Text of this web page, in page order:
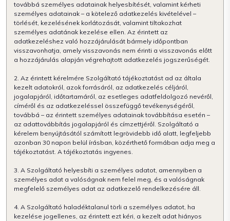
továbbá személyes adatainak helyesbítését, valamint kérheti
személyes adatainak – a kötelező adatkezelés kivételével –
törlését, kezelésének korlátozását, valamint tiltakozhat
személyes adatának kezelése ellen. Az érintett az
adatkezeléshez való hozzájárulását bármely időpontban
visszavonhatja, amely visszavonás nem érinti a visszavonás előtt
a hozzájárulás alapján végrehajtott adatkezelés jogszerűségét.
2. Az érintett kérelmére Szolgáltató tájékoztatást ad az általa
kezelt adatokról, azok forrásáról, az adatkezelés céljáról,
jogalapjáról, időtartamáról, az esetleges adatfeldolgozó nevéről,
címéről és az adatkezeléssel összefüggő tevékenységéről,
továbbá – az érintett személyes adatainak továbbítása esetén –
az adattovábbítás jogalapjáról és címzettjéről. Szolgáltató a
kérelem benyújtásától számított legrövidebb idő alatt, legfeljebb
azonban 30 napon belül írásban, közérthető formában adja meg a
tájékoztatást. A tájékoztatás ingyenes.
3. A Szolgáltató helyesbíti a személyes adatot, amennyiben a
személyes adat a valóságnak nem felel meg, és a valóságnak
megfelelő személyes adat az adatkezelő rendelkezésére áll.
4. A Szolgáltató haladéktalanul törli a személyes adatot, ha
kezelése jogellenes, az érintett ezt kéri, a kezelt adat hiányos